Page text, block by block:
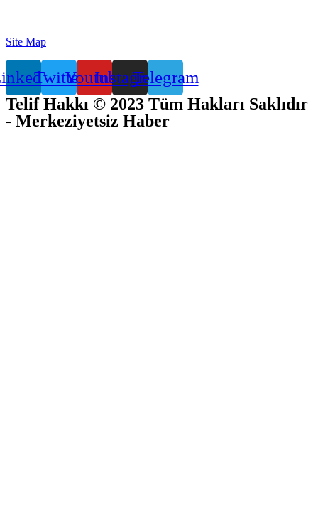
Site Map
TwitterYoutubeInstagramTelegram
Telif Hakkı © 2023 Tüm Hakları Saklıdır
- Merkeziyetsiz Haber